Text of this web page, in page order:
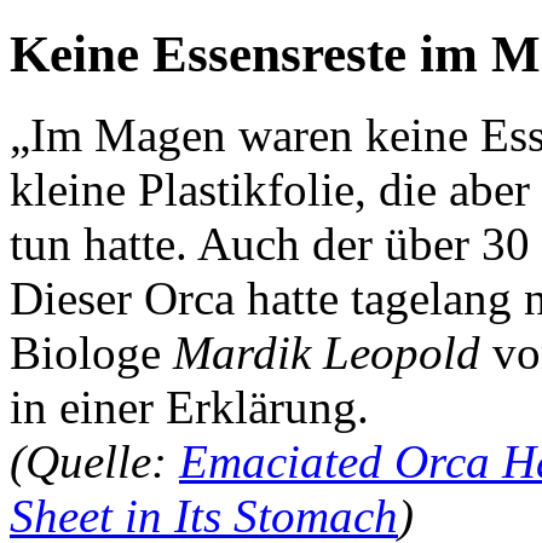
Keine Essensreste im
„Im Magen waren keine
kleine Plastikfolie, die aber
tun hatte. Auch der über
Dieser Orca hatte tagelang
Biologe Mardik Leopold
in einer Erklärung.
(Quelle: Emaciated Orca
Sheet in Its Stomach)